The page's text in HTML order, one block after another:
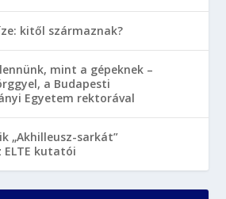
kitől származnak?
mint a gépeknek –
a Budapesti
Egyetem rektorával
„Akhilleusz-sarkát”
kutatói